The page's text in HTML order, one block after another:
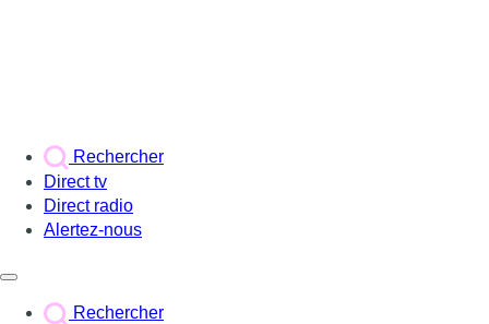
Rechercher
Direct tv
Direct radio
Alertez-nous
Rechercher